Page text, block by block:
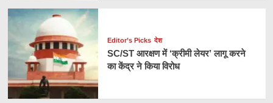
Editor’s Picks देश
SC/ST आरक्षण में ‘क्रीमी लेयर’ लागू करने
का केंद्र ने किया विरोध